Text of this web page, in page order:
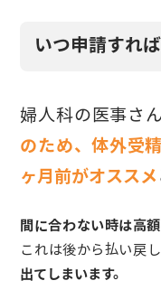
いつ申請すれ
婦人科の医事さ
のため、体外受
ヶ月前がオススメ
間に合わない時は高
これは後から払い戻し
出てしまいます。